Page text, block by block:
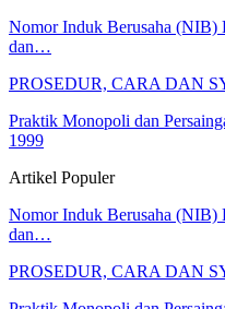
Nomor Induk Berusaha (NIB)
dan…
PROSEDUR, CARA DAN
Praktik Monopoli dan
1999
Artikel Populer
Nomor Induk Berusaha (NIB)
dan…
PROSEDUR, CARA DAN